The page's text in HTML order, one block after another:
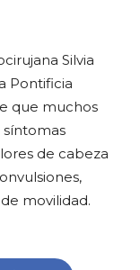
Silvia
Pontificia
que muchos
de cabeza
movilidad.